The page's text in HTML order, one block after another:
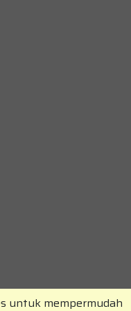
untuk mempermudah